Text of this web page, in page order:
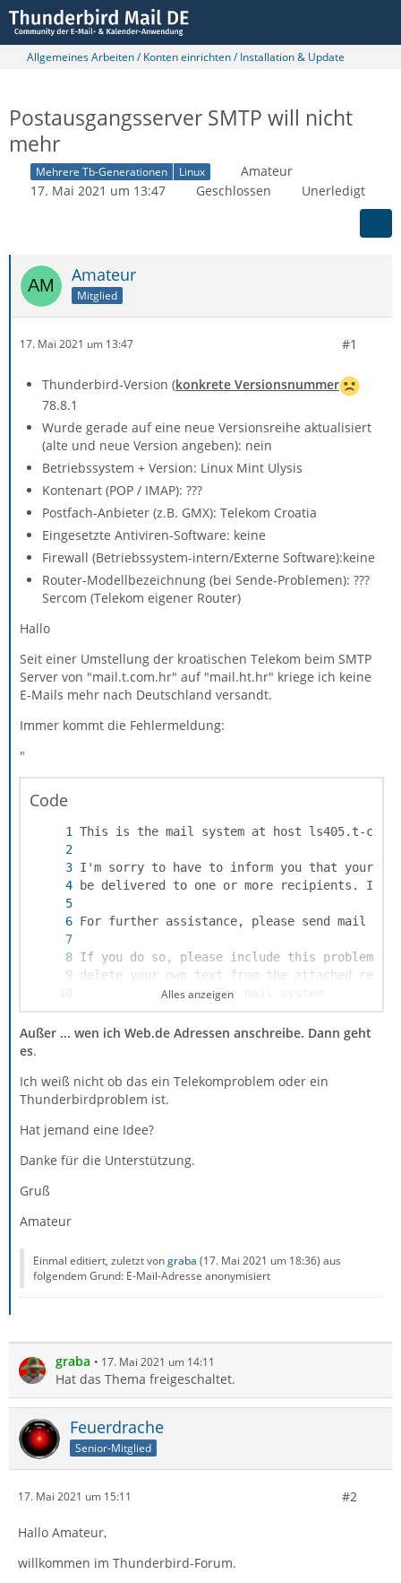
Allgemeines Arbeiten / Konten einrichten / Installation & Update
Postausgangsserver SMTP will nicht
mehr
Mehrere Tb-Generationen Linux
Amateur
17. Mai 2021 um 13:47
Geschlossen Unerledigt
Amateur
Mitglied
17. Mai 2021 um 13:47 #1
Thunderbird-Version (konkrete Versionsnummer
78.8.1
Wurde gerade auf eine neue Versionsreihe aktualisiert
(alte und neue Version angeben): nein
Betriebssystem + Version: Linux Mint Ulysis
Kontenart (POP / IMAP): ???
Postfach-Anbieter (z.B. GMX): Telekom Croatia
Eingesetzte Antiviren-Software: keine
Firewall (Betriebssystem-intern/Externe Software):keine
Router-Modellbezeichnung (bei Sende-Problemen): ???
Sercom (Telekom eigener Router)
Hallo
Seit einer Umstellung der kroatischen Telekom beim SMTP
Server von "mail.t.com.hr" auf "mail.ht.hr" kriege ich keine
E-Mails mehr nach Deutschland versandt.
Immer kommt die Fehlermeldung:
"
Code
<roxxxx@t-online.de>: delivery temporarily
Alles anzeigen
Außer ... wen ich Web.de Adressen anschreibe. Dann geht
es.
Ich weiß nicht ob das ein Telekomproblem oder ein
Thunderbirdproblem ist.
Hat jemand eine Idee?
Danke für die Unterstützung.
Gruß
Amateur
Einmal editiert, zuletzt vongraba (17. Mai 2021 um 18:36) aus
folgendem Grund: E-Mail-Adresse anonymisiert
graba 17. Mai 2021 um 14:11
Hat das Thema freigeschaltet.
Feuerdrache
Senior-Mitglied
17. Mai 2021 um 15:11 #2
Hallo Amateur,
willkommen im Thunderbird-Forum.